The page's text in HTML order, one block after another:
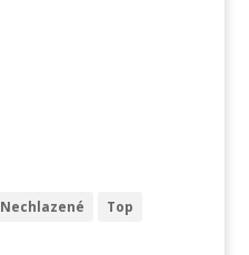
Nechlazené Top